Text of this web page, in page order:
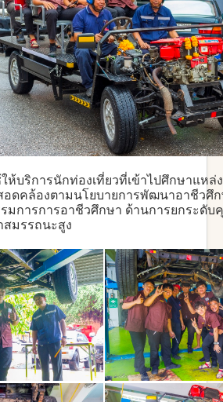
ริการนักท่องเที่ยวที่เข้าไปศึกษาแหล่ง
ดคล้องตามนโยบายการพัฒนาอาชีวศึ
มการการอาชีวศึกษา ด้านการยกระดั
มรรถนะสูง